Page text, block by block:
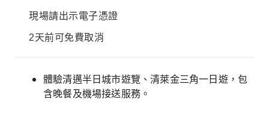
現場請出示電子憑證
2天前可免費取消
體驗清邁半日城市遊覽、清萊金三角一日遊，包
含晚餐及機場接送服務。